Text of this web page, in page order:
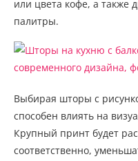
или цвета кофе, а также
палитры.
Выбирая шторы с
способен влиять на
Крупный принт будет
соответственно,